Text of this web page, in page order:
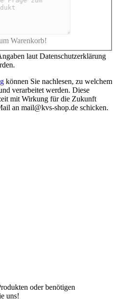
Warenkorb!
laut Datenschutzerklärung
können Sie nachlesen, zu welchem
verarbeitet werden. Diese
mit Wirkung für die Zukunft
an mail@kvs-shop.de schicken.
oder benötigen
uns!